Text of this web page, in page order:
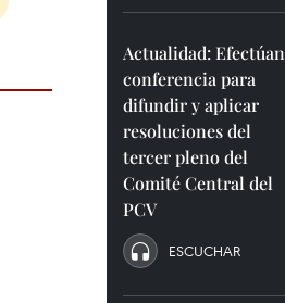
Actualidad: Efectúan
conferencia para
difundir y aplicar
resoluciones del
tercer pleno del
Comité Central del
PCV
ESCUCHAR